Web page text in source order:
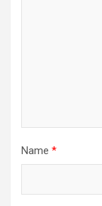
Name *